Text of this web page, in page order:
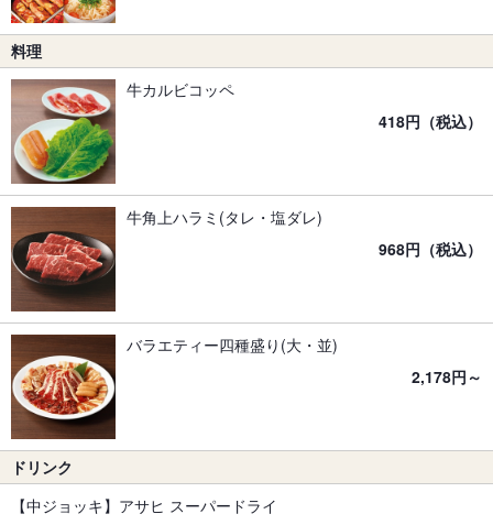
料理
牛カルビコッペ
418円（税込）
牛角上ハラミ(タレ・塩ダレ)
968円（税込）
バラエティー四種盛り(大・並)
2,178円～
ドリンク
【中ジョッキ】アサヒ スーパードライ